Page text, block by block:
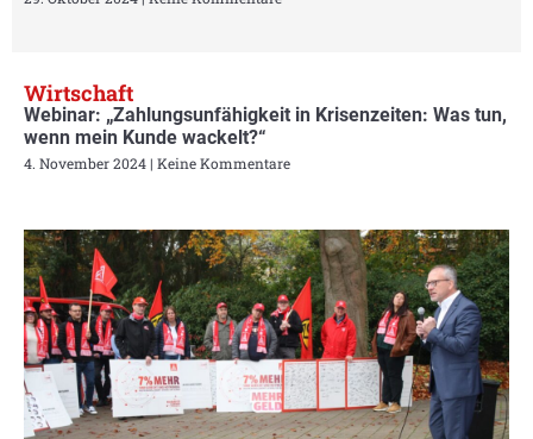
Wirtschaft
Webinar: „Zahlungsunfähigkeit in Krisenzeiten: Was tun,
wenn mein Kunde wackelt?“
4. November 2024 Keine Kommentare